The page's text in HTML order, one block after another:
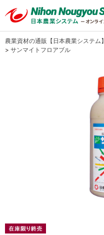
農業資材の通販【日本農業システム】
> サンマイトフロアブル